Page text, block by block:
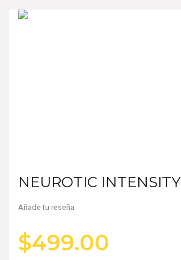
NEUROTIC INTENSITY
Añade tu reseña
$499.00